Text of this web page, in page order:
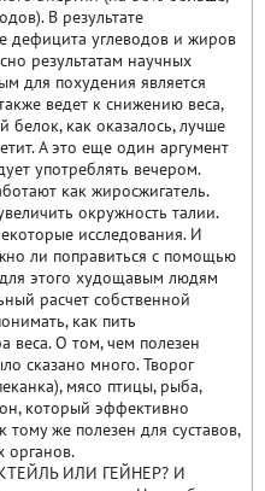
В результате
дефицита углеводов и жиров
результатам научных
для похудения является
ведет к снижению веса,
как оказалось, лучше
А это еще один аргумент
употреблять вечером.
как жиросжигатель.
окружность талии.
исследования. И
ли поправиться с помощью
этого худощавым людям
расчет собственной
как пить
веса. О том, чем полезен
сказано много. Творог
мясо птицы, рыба,
который эффективно
тому же полезен для суставов,
органов.
ИЛИ ГЕЙНЕР? И